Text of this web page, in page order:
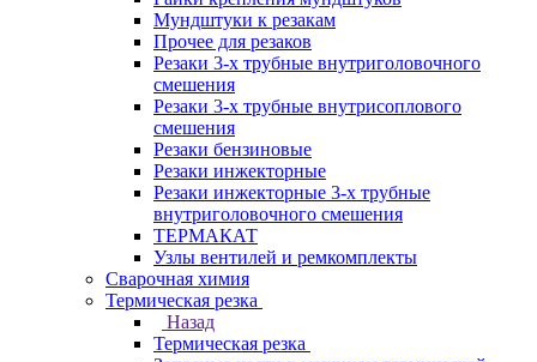
Мундштуки к резакам
Прочее для резаков
Резаки 3-х трубные внутриголовочного
смешения
Резаки 3-х трубные внутрисоплового
смешения
Резаки бензиновые
Резаки инжекторные
Резаки инжекторные 3-х трубные
внутриголовочного смешения
ТЕРМАКАТ
Узлы вентилей и ремкомплекты
Сварочная химия
Термическая резка
Назад
Термическая резка